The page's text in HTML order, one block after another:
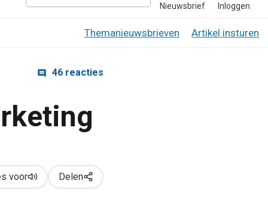
Nieuwsbrief Inloggen
Themanieuwsbrieven Artikel insturen
46 reacties
voor Delen